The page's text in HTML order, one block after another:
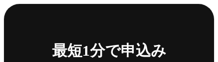
最短1分で申込み